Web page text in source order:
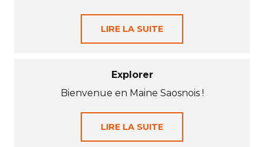
LIRE LA SUITE
Explorer
Bienvenue en Maine Saosnois !
LIRE LA SUITE